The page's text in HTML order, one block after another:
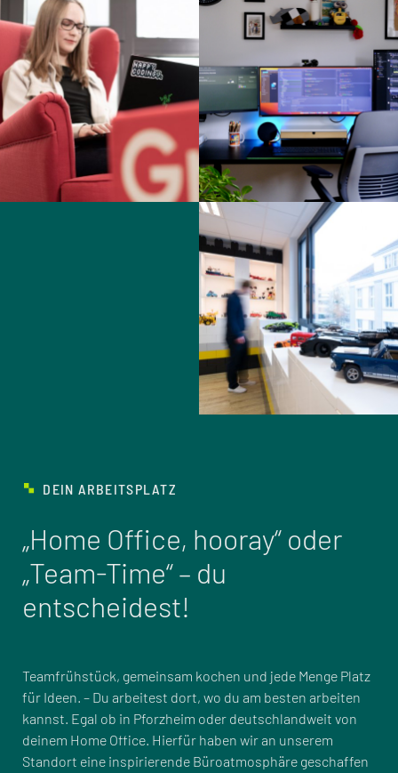
DEIN ARBEITSPLATZ
„Home Office, hooray“ oder
„Team-Time“ – du
entscheidest!
Teamfrühstück, gemeinsam kochen und jede Menge Platz
für Ideen. – Du arbeitest dort, wo du am besten arbeiten
kannst. Egal ob in Pforzheim oder deutschlandweit von
deinem Home Office. Hierfür haben wir an unserem
Standort eine inspirierende Büroatmosphäre geschaffen